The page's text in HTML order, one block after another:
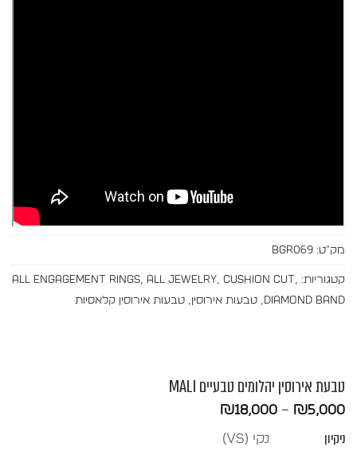
טבעת אירוסין יהלומים טבעיים MALI
₪5,000
–
₪18,000
ניקיון נקי (vs)
מק"ט: BGR069
קטגוריות: All Engagement Rings, All Jewelry, Cushion Cut ,
Diamond Band
, טבעות אירוסין, טבעות אירוסין קלאסיות